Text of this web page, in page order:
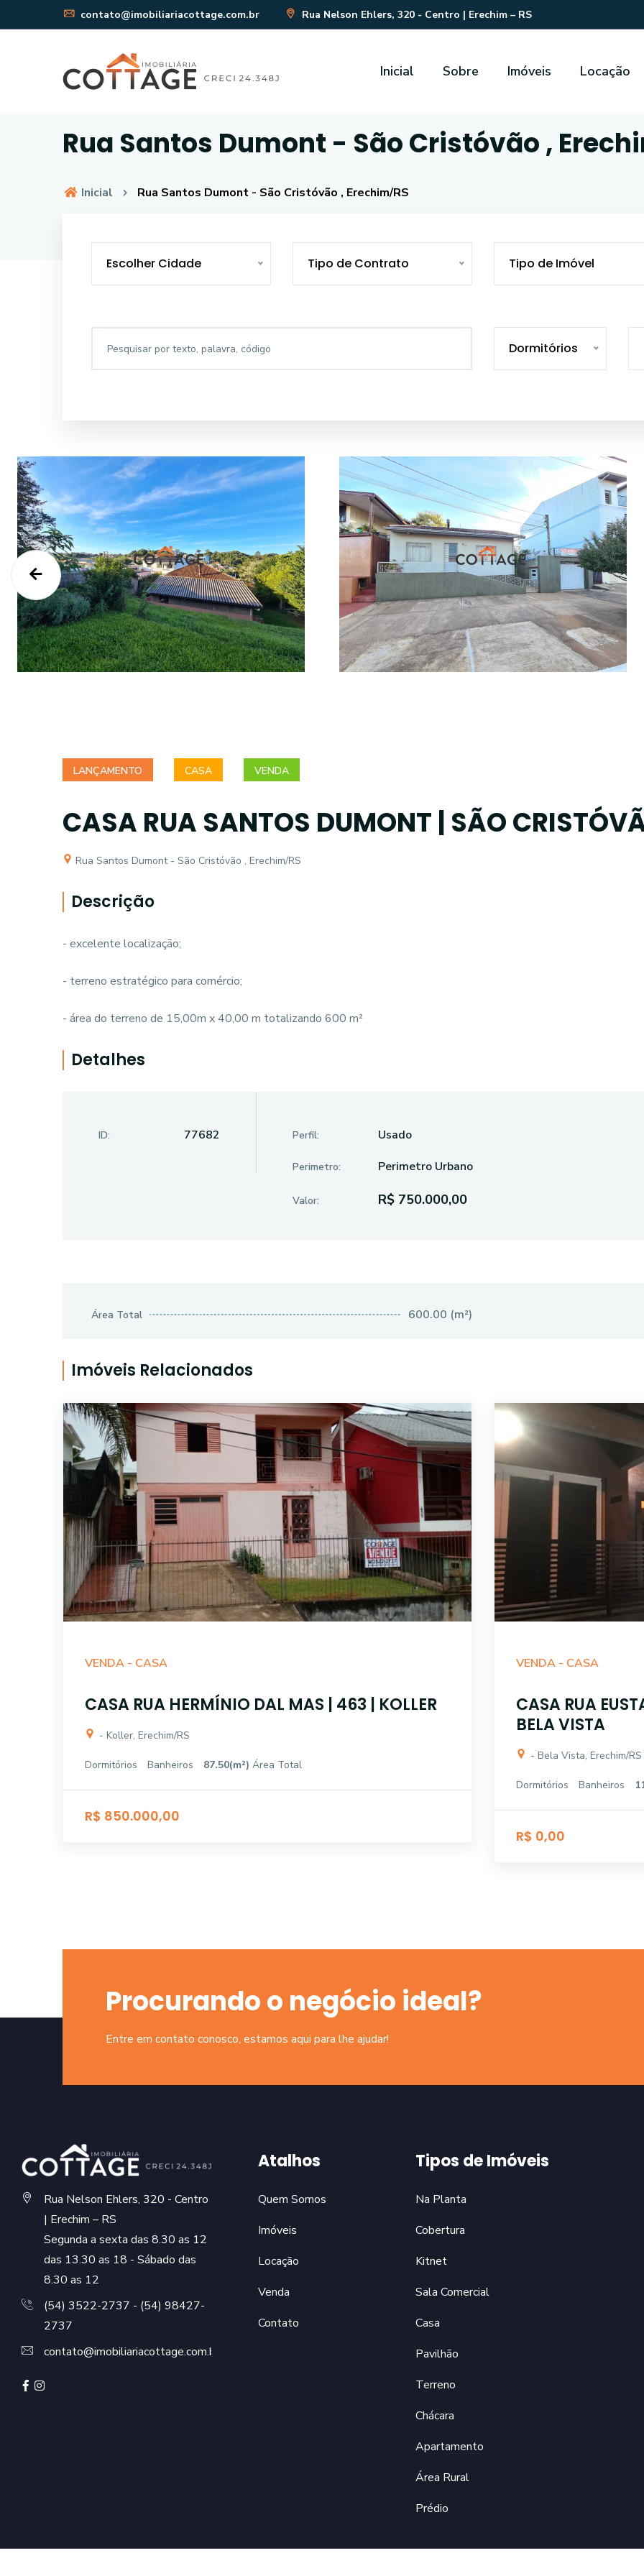
contato@imobiliariacottage.com.br Rua Nelson Ehlers, 320 - Centro | Erechim – RS
Inicial Sobre Imóveis Locação
Rua Santos Dumont - São Cristóvão ,
Inicial Rua Santos Dumont - São Cristóvão , Erechim/RS
Escolher Cidade Tipo de Contrato Tipo de Imóvel
Dormitórios
LANÇAMENTO CASA VENDA
CASA RUA SANTOS DUMONT | SÃO
Rua Santos Dumont - São Cristóvão , Erechim/RS
Descrição
- excelente localização;
- terreno estratégico para comércio;
- área do terreno de 15,00m x 40,00 m totalizando 600 m²
Detalhes
ID: 77682 Perfil: Usado
Perimetro: Perimetro Urbano
Valor: R$ 750.000,00
Área Total 600.00 (m²)
Imóveis Relacionados
VENDA - CASA
CASA RUA HERMÍNIO DAL MAS | 463 | KOLLER
- Koller, Erechim/RS
Dormitórios Banheiros 87.50(m²) Área Total
R$ 850.000,00
VENDA - CASA
CASA RUA
BELA VISTA
- Bela Vista, Erechim/RS
Dormitórios Banheiros
R$ 0,00
Procurando o negócio ideal?
Entre em contato conosco, estamos aqui para lhe ajudar!
Rua Nelson Ehlers, 320 - Centro
| Erechim – RS
Segunda a sexta das 8.30 as 12
das 13.30 as 18 - Sábado das
8.30 as 12
(54) 3522-2737 - (54) 98427-
2737
contato@imobiliariacottage.com.br
Atalhos
Quem Somos
Imóveis
Locação
Venda
Contato
Tipos de Imóveis
Na Planta
Cobertura
Kitnet
Sala Comercial
Casa
Pavilhão
Terreno
Chácara
Apartamento
Área Rural
Prédio